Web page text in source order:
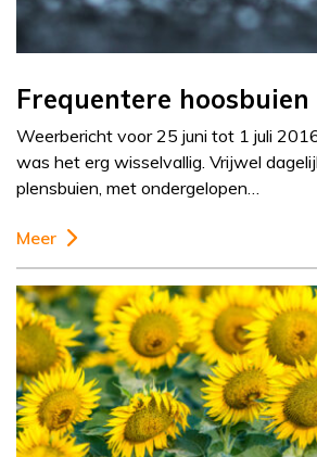
Frequentere hoosbuien
Weerbericht voor 25 juni tot 1 juli
was het erg wisselvallig. Vrijwel
plensbuien, met ondergelopen…
Meer